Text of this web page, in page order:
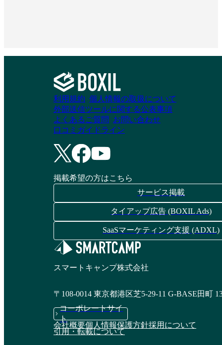
利用規約 個人情報の取扱について
外部送信ツールに関する公表事項
よくあるご質問
お問い合わせ
口コミガイドライン
掲載希望の方はこちら
サービス掲載
タイアップ広告 (BOXIL Ads)
SaaSマーケティング支援 (ADXL)
スマートキャンプ株式会社
〒108-0014 東京都港区芝5-29-11 G-BASE田町
コーポレートサイ
ト
会社概要個人情報保護方針採用について
引用・転載について